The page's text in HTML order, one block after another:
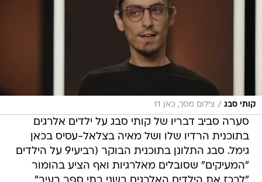
קותי סבג / צילום מסך, כאן 11
סערה סביב דבריו של קותי סבג על ילדים אלרגים
בתוכנית הרדיו שלו ושל מאיה בצלאל-עסיס בכאן
גימל. סבג התלונן בתוכנית הבוקר (רביעי9 על הילדים
"המעיקים" שסובלים מאלרגיות ואף הציע בהומור